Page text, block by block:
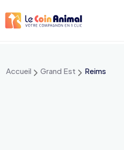
au
Accueil Grand Est Reims